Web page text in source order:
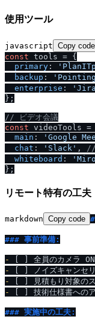
使用ツール
javascript Copy code
const tools = {
primary :
backup :
enterprise :
};
/ / ビデオ会議
const videoTools
main : 'Google
chat : 'Slack' , / /
whiteboard :
リモート特有の工夫
markdown Copy code
### 事前準備:
-
-
-
-
[ ] 技術仕様書へのア
### 実施中の工夫: